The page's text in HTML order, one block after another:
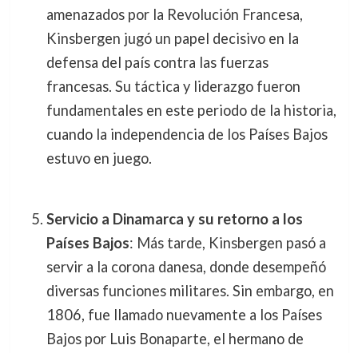
amenazados por la Revolución Francesa,
Kinsbergen jugó un papel decisivo en la
defensa del país contra las fuerzas
francesas. Su táctica y liderazgo fueron
fundamentales en este periodo de la historia,
cuando la independencia de los Países Bajos
estuvo en juego.
Servicio a Dinamarca y su retorno a los
Países Bajos: Más tarde, Kinsbergen pasó a
servir a la corona danesa, donde desempeñó
diversas funciones militares. Sin embargo, en
1806, fue llamado nuevamente a los Países
Bajos por Luis Bonaparte, el hermano de